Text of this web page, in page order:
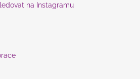
na Instagramu